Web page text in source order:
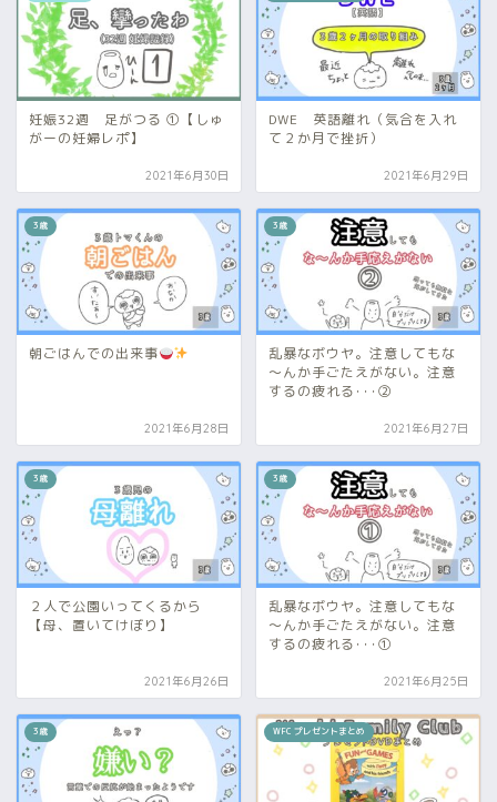
妊娠32週 足がつる ①【しゅ
がーの妊婦レポ】
2021年6月30日
DWE 英語離れ（気合を入れ
て２か月で挫折）
2021年6月29日
3歳
朝ごはんでの出来事
2021年6月28日
3歳
乱暴なボウヤ。注意してもな
～んか手ごたえがない。注意
するの疲れる･･･②
2021年6月27日
3歳
２人で公園いってくるから
【母、置いてけぼり】
2021年6月26日
3歳
乱暴なボウヤ。注意してもな
～んか手ごたえがない。注意
するの疲れる･･･①
2021年6月25日
3歳 WFC プレゼントまとめ